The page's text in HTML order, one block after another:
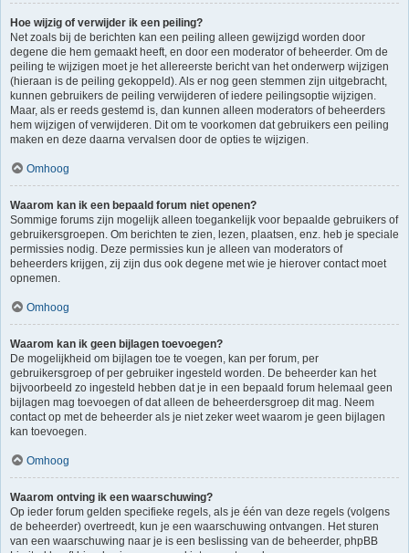
Hoe wijzig of verwijder ik een peiling?
Net zoals bij de berichten kan een peiling alleen gewijzigd worden door
degene die hem gemaakt heeft, en door een moderator of beheerder. Om de
peiling te wijzigen moet je het allereerste bericht van het onderwerp wijzigen
(hieraan is de peiling gekoppeld). Als er nog geen stemmen zijn uitgebracht,
kunnen gebruikers de peiling verwijderen of iedere peilingsoptie wijzigen.
Maar, als er reeds gestemd is, dan kunnen alleen moderators of beheerders
hem wijzigen of verwijderen. Dit om te voorkomen dat gebruikers een peiling
maken en deze daarna vervalsen door de opties te wijzigen.
Omhoog
Waarom kan ik een bepaald forum niet openen?
Sommige forums zijn mogelijk alleen toegankelijk voor bepaalde gebruikers of
gebruikersgroepen. Om berichten te zien, lezen, plaatsen, enz. heb je speciale
permissies nodig. Deze permissies kun je alleen van moderators of
beheerders krijgen, zij zijn dus ook degene met wie je hierover contact moet
opnemen.
Omhoog
Waarom kan ik geen bijlagen toevoegen?
De mogelijkheid om bijlagen toe te voegen, kan per forum, per
gebruikersgroep of per gebruiker ingesteld worden. De beheerder kan het
bijvoorbeeld zo ingesteld hebben dat je in een bepaald forum helemaal geen
bijlagen mag toevoegen of dat alleen de beheerdersgroep dit mag. Neem
contact op met de beheerder als je niet zeker weet waarom je geen bijlagen
kan toevoegen.
Omhoog
Waarom ontving ik een waarschuwing?
Op ieder forum gelden specifieke regels, als je één van deze regels (volgens
de beheerder) overtreedt, kun je een waarschuwing ontvangen. Het sturen
van een waarschuwing naar je is een beslissing van de beheerder, phpBB